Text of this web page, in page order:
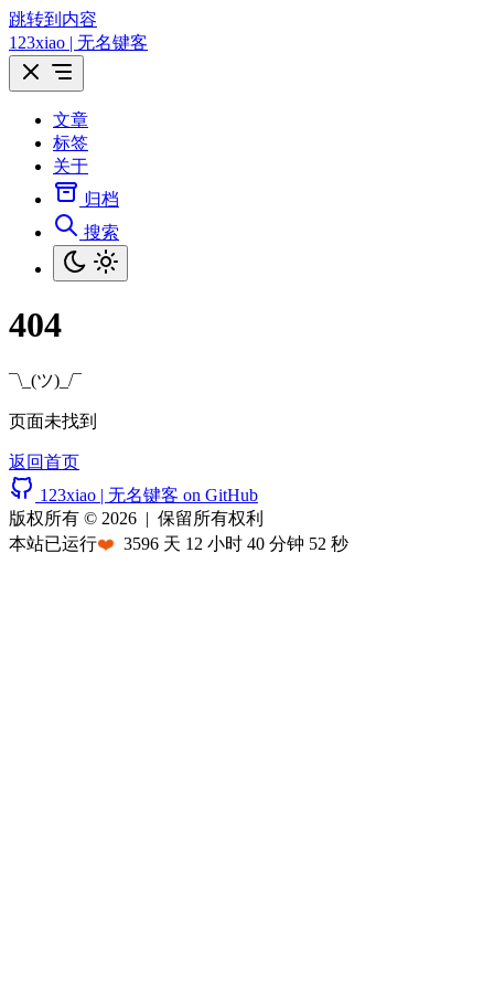
跳转到内容
123xiao | 无名键客
文章
标签
关于
归档
搜索
404
¯\_(ツ)_/¯
页面未找到
返回首页
123xiao | 无名键客 on GitHub
版权所有 © 2026 | 保留所有权利
本站已运行❤️ 3596 天 12 小时 40 分钟 52 秒